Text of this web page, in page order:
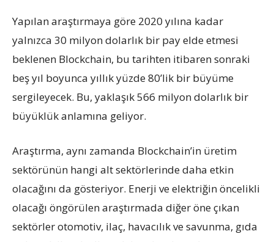
Yapılan araştırmaya göre 2020 yılına kadar
yalnızca 30 milyon dolarlık bir pay elde etmesi
beklenen Blockchain, bu tarihten itibaren sonraki
beş yıl boyunca yıllık yüzde 80’lik bir büyüme
sergileyecek. Bu, yaklaşık 566 milyon dolarlık bir
büyüklük anlamına geliyor.
Araştırma, aynı zamanda Blockchain’in üretim
sektörünün hangi alt sektörlerinde daha etkin
olacağını da gösteriyor. Enerji ve elektriğin öncelikli
olacağı öngörülen araştırmada diğer öne çıkan
sektörler otomotiv, ilaç, havacılık ve savunma, gıda